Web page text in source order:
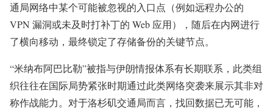
通局网络中某个可能被忽视的入口点（例如远程办公的
VPN 漏洞或未及时打补丁的 Web 应用），随后在内网进行
了横向移动，最终锁定了存储备份的关键节点。
“米纳布阿巴比勒”被指与伊朗情报体系有长期联系，此类组
织往往在国际局势紧张时期通过此类网络突袭来展示其非对
称作战能力。对于洛杉矶交通局而言，找回数据已无可能，